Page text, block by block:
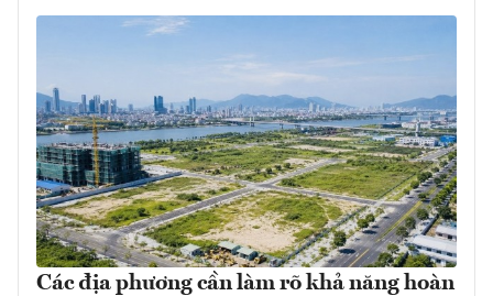
Các địa phương cần làm rõ khả năng hoàn